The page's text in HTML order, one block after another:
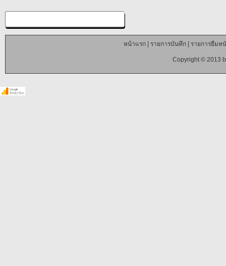
หน้าแรก| รายการบันทึก| รายการยืมห
Copyright © 2013